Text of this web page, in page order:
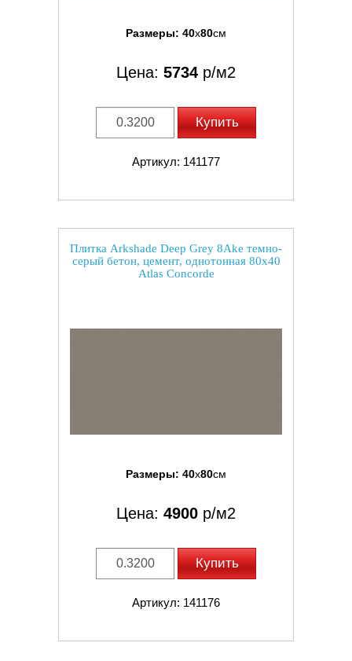
Размеры: 40x80см
Цена: 5734 р/м2
Купить
Артикул: 141177
Плитка Arkshade Deep Grey 8Ake темно-
серый бетон, цемент, однотонная 80x40
Atlas Concorde
Размеры: 40x80см
Цена: 4900 р/м2
Купить
Артикул: 141176